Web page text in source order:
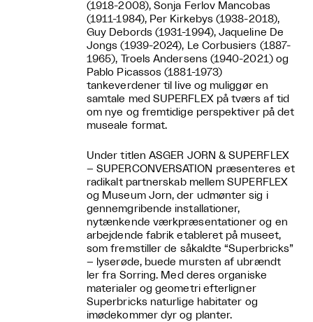
(1918-2008), Sonja Ferlov Mancobas
(1911-1984), Per Kirkebys (1938-2018),
Guy Debords (1931-1994), Jaqueline De
Jongs (1939-2024), Le Corbusiers (1887-
1965), Troels Andersens (1940-2021) og
Pablo Picassos (1881-1973)
tankeverdener til live og muliggør en
samtale med SUPERFLEX på tværs af tid
om nye og fremtidige perspektiver på det
museale format.
Under titlen ASGER JORN & SUPERFLEX
– SUPERCONVERSATION præsenteres et
radikalt partnerskab mellem SUPERFLEX
og Museum Jorn, der udmønter sig i
gennemgribende installationer,
nytænkende værkpræsentationer og en
arbejdende fabrik etableret på museet,
som fremstiller de såkaldte “Superbricks”
– lyserøde, buede mursten af ubrændt
ler fra Sorring. Med deres organiske
materialer og geometri efterligner
Superbricks naturlige habitater og
imødekommer dyr og planter.